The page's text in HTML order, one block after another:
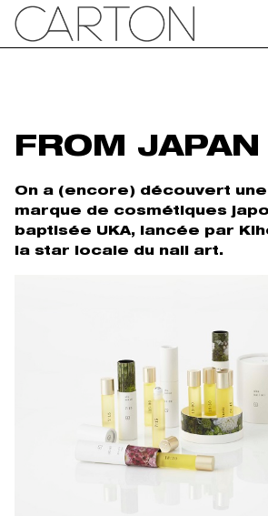
FROM JAPAN
On a (encore) découvert
marque de cosmétiques
baptisée UKA, lancée par
la star locale du nail art.